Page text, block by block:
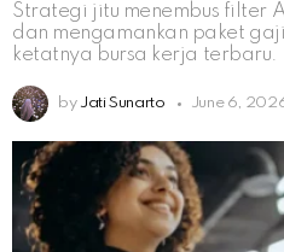
Strategi jitu menembus filter
dan mengamankan paket
ketatnya bursa kerja terbaru.
by Jati Sunarto June 6,